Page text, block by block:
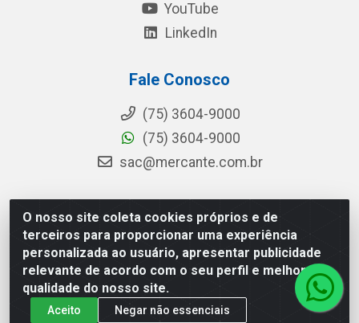
O nosso site coleta cookies próprios e de
terceiros para proporcionar uma experiência
personalizada ao usuário, apresentar publicidade
relevante de acordo com o seu perfil e melhorar a
qualidade do nosso site.
Aceito Negar não essenciais
YouTube
LinkedIn
Fale Conosco
(75) 3604-9000
(75) 3604-9000
sac@mercante.com.br
Mercante Distribuidora - Rua Mercante, 699 - Aviário,
Feira de Santana/BA - CEP 44.096-218 - CNPJ
96.755.848/0001-08